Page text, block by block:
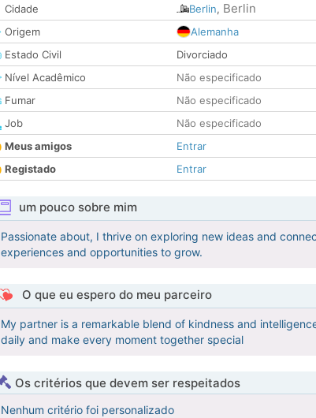
Cidade
Berlin, Berlin
Origem
Alemanha
Estado Civil
Divorciado
Nível Acadêmico
Não especificado
Fumar
Não especificado
Job
Não especificado
Meus amigos
Entrar
Registado
Entrar
um pouco sobre mim
Passionate about, I thrive on exploring new ideas and
experiences and opportunities to grow.
O que eu espero do meu parceiro
My partner is a remarkable blend of kindness and
daily and make every moment together special
Os critérios que devem ser respeitados
Nenhum critério foi personalizado